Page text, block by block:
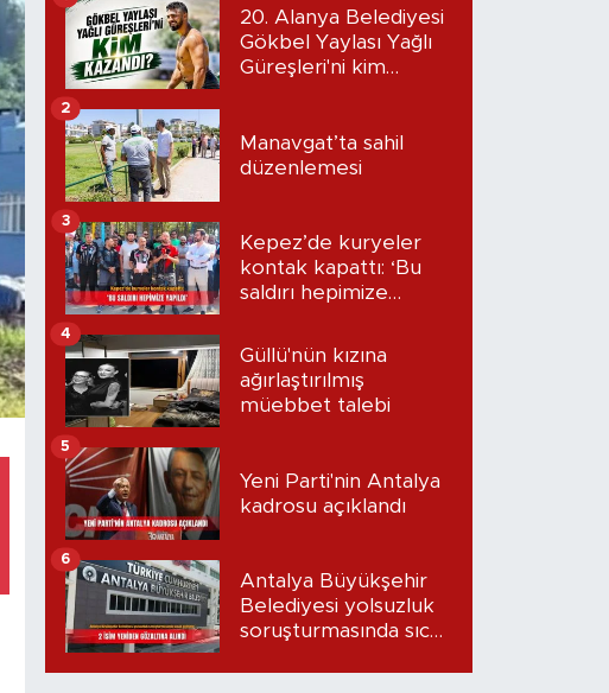
20. Alanya Belediyesi
Gökbel Yaylası Yağlı
Güreşleri'ni kim
Manavgat’ta sahil
düzenlemesi
2
Kepez’de kuryeler
kontak kapattı: ‘Bu
saldırı hepimize
3
Güllü'nün kızına
ağırlaştırılmış
müebbet talebi
4
Yeni Parti'nin Antalya
kadrosu açıklandı
5
Antalya Büyükşehir
Belediyesi yolsuzluk
soruşturmasında sıcak
6